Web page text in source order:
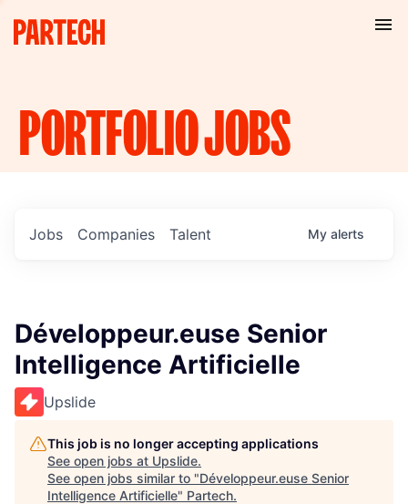
PORTFOLIOJOBS
Jobs Companies Talent My alerts
Développeur.euse Senior
Intelligence Artificielle
Upslide
This job is no longer accepting applications
See open jobs at Upslide.
See open jobs similar to "Développeur.euse Senior
Intelligence Artificielle" Partech.